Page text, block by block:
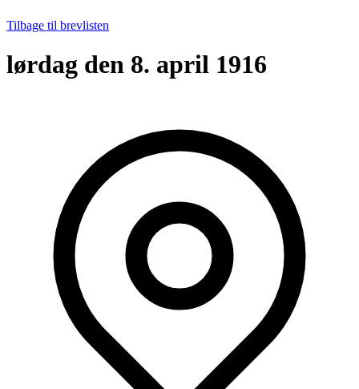
Tilbage til brevlisten
lørdag den 8. april 1916